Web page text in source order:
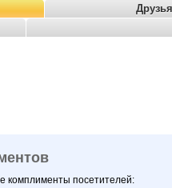
Друзья
комплименты посетителей: